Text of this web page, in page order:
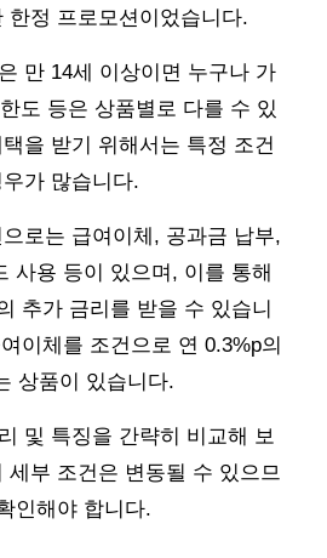
한정 프로모션이었습니다.
만 14세 이상이면 누구나 가
도 등은 상품별로 다를 수 있
을 받기 위해서는 특정 조건
가 많습니다.
로는 급여이체, 공과금 납부,
사용 등이 있으며, 이를 통해
추가 금리를 받을 수 있습니
이체를 조건으로 연 0.3%p의
상품이 있습니다.
및 특징을 간략히 비교해 보
세부 조건은 변동될 수 있으므
인해야 합니다.